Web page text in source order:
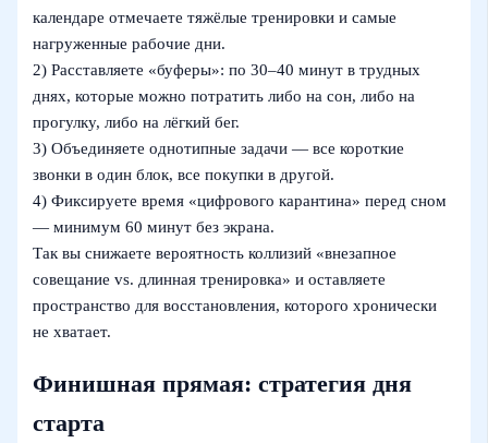
календаре отмечаете тяжёлые тренировки и самые
нагруженные рабочие дни.
2) Расставляете «буферы»: по 30–40 минут в трудных
днях, которые можно потратить либо на сон, либо на
прогулку, либо на лёгкий бег.
3) Объединяете однотипные задачи — все короткие
звонки в один блок, все покупки в другой.
4) Фиксируете время «цифрового карантина» перед сном
— минимум 60 минут без экрана.
Так вы снижаете вероятность коллизий «внезапное
совещание vs. длинная тренировка» и оставляете
пространство для восстановления, которого хронически
не хватает.
Финишная прямая: стратегия дня
старта